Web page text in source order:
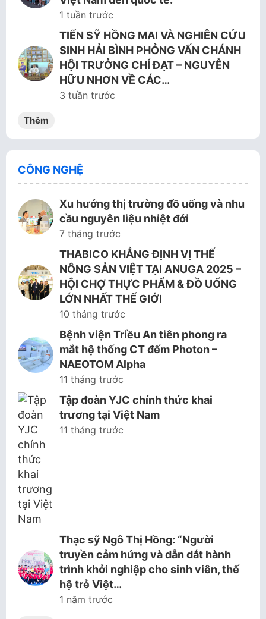
1 tuần trước
TIẾN SỸ HỒNG MAI VÀ NGHIÊN CỨU
SINH HẢI BÌNH PHỎNG VẤN CHÁNH
HỘI TRƯỞNG CHÍ ĐẠT – NGUYỄN
HỮU NHƠN VỀ CÁC…
3 tuần trước
Thêm
CÔNG NGHỆ
Xu hướng thị trường đồ uống và nhu
cầu nguyên liệu nhiệt đới
7 tháng trước
THABICO KHẲNG ĐỊNH VỊ THẾ
NÔNG SẢN VIỆT TẠI ANUGA 2025 –
HỘI CHỢ THỰC PHẨM & ĐỒ UỐNG
LỚN NHẤT THẾ GIỚI
10 tháng trước
Bệnh viện Triều An tiên phong ra
mắt hệ thống CT đếm Photon –
NAEOTOM Alpha
11 tháng trước
Tập đoàn YJC chính thức khai
trương tại Việt Nam
11 tháng trước
Thạc sỹ Ngô Thị Hồng: “Người
truyền cảm hứng và dẫn dắt hành
trình khởi nghiệp cho sinh viên, thế
hệ trẻ Việt…
1 năm trước